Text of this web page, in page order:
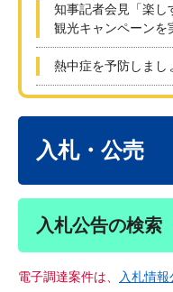
知事記者会見「楽し
観光キャンペーンを
熱中症を予防しまし
入札・公売
入札公告の検索
電子調達案件は、 入札情